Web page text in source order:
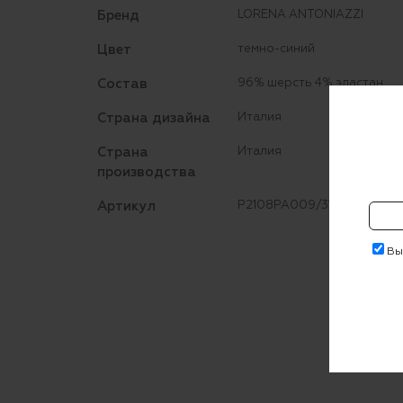
Бренд LORENA ANTONIAZZI
Цвет темно-синий
Состав 96% шерсть 4% эластан
Страна дизайна Италия
Страна
производства
Италия
Артикул P2108PA009/3180